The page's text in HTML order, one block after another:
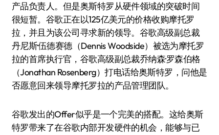
产品负责人。但是奥斯特罗从硬件领域的突破时间
很短暂。谷歌正在以125亿美元的价格收购摩托罗
拉，并且为该公司寻求新的领导。谷歌高级副总裁
丹尼斯·伍德赛德（Dennis Woodside）被选为摩托罗
拉的首席执行官，谷歌高级副总裁乔纳森·罗森伯格
（Jonathan Rosenberg）打电话给奥斯特罗，问他是
否愿意回来领导摩托罗拉的产品管理团队。
谷歌发出的Offer似乎是一个完美的搭配。这给奥斯
特罗带来了在谷歌内部开发硬件的机会，能够与已